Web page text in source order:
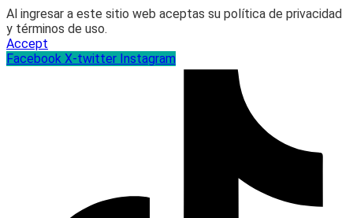
Al ingresar a este sitio web aceptas su política de privacidad
y términos de uso.
Accept
Facebook X-twitter Instagram